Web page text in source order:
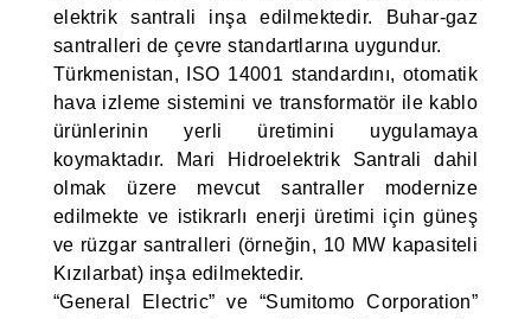
elektrik santrali inşa edilmektedir. Buhar-gaz
santralleri de çevre standartlarına uygundur.
Türkmenistan, ISO 14001 standardını, otomatik
hava izleme sistemini ve transformatör ile kablo
ürünlerinin yerli üretimini uygulamaya
koymaktadır. Mari Hidroelektrik Santrali dahil
olmak üzere mevcut santraller modernize
edilmekte ve istikrarlı enerji üretimi için güneş
ve rüzgar santralleri (örneğin, 10 MW kapasiteli
Kızılarbat) inşa edilmektedir.
“General Electric” ve “Sumitomo Corporation”